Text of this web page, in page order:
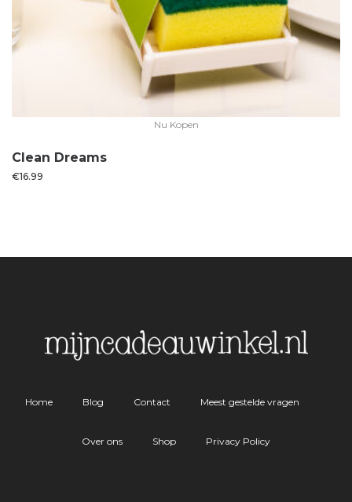
Nu Kopen
Clean Dreams
€16.99
Home Blog Contact Meest gestelde vragen
Over ons Shop Privacy Policy